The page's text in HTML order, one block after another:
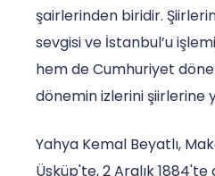
şairlerinden biridir.
sevgisi ve İstanbul’u
hem de Cumhuriyet
dönemin izlerini şiirlerine
Yahya Kemal Beyatlı,
Üsküp'te, 2 Aralık